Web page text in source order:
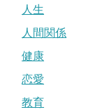
人生
人間関係
健康
恋愛
教育